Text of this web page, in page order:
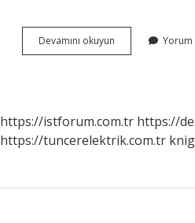
Devamını okuyun Psikolojideki
Kuramlar
Yorum
https://istforum.com.tr https://
https://tuncerelektrik.com.tr